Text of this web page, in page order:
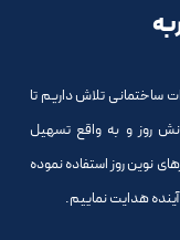
ساختمانی تلاش داریم تا
روز و به واقع تسهیل
نوین روز استفاده نموده
آینده هدایت نماییم.